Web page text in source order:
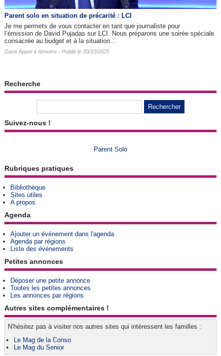
Parent solo en situation de précarité : LCI
Je me permets de vous contacter en tant que journaliste pour
l’émission de David Pujadas sur LCI. Nous préparons une soirée spéciale
consacrée au budget et à la situation...
Dans Appel à témoins - Publié le 30/10/2025
Recherche
Suivez-nous !
Parent Solo
Rubriques pratiques
Bibliothèque
Sites utiles
A propos
Agenda
Ajouter un événement dans l'agenda
Agenda par régions
Liste des événements
Petites annonces
Déposer une petite annonce
Toutes les petites annonces
Les annonces par régions
Autres sites complémentaires !
N'hésitez pas à visiter nos autres sites qui intéressent les familles :
Le Mag de la Conso
Le Mag du Senior